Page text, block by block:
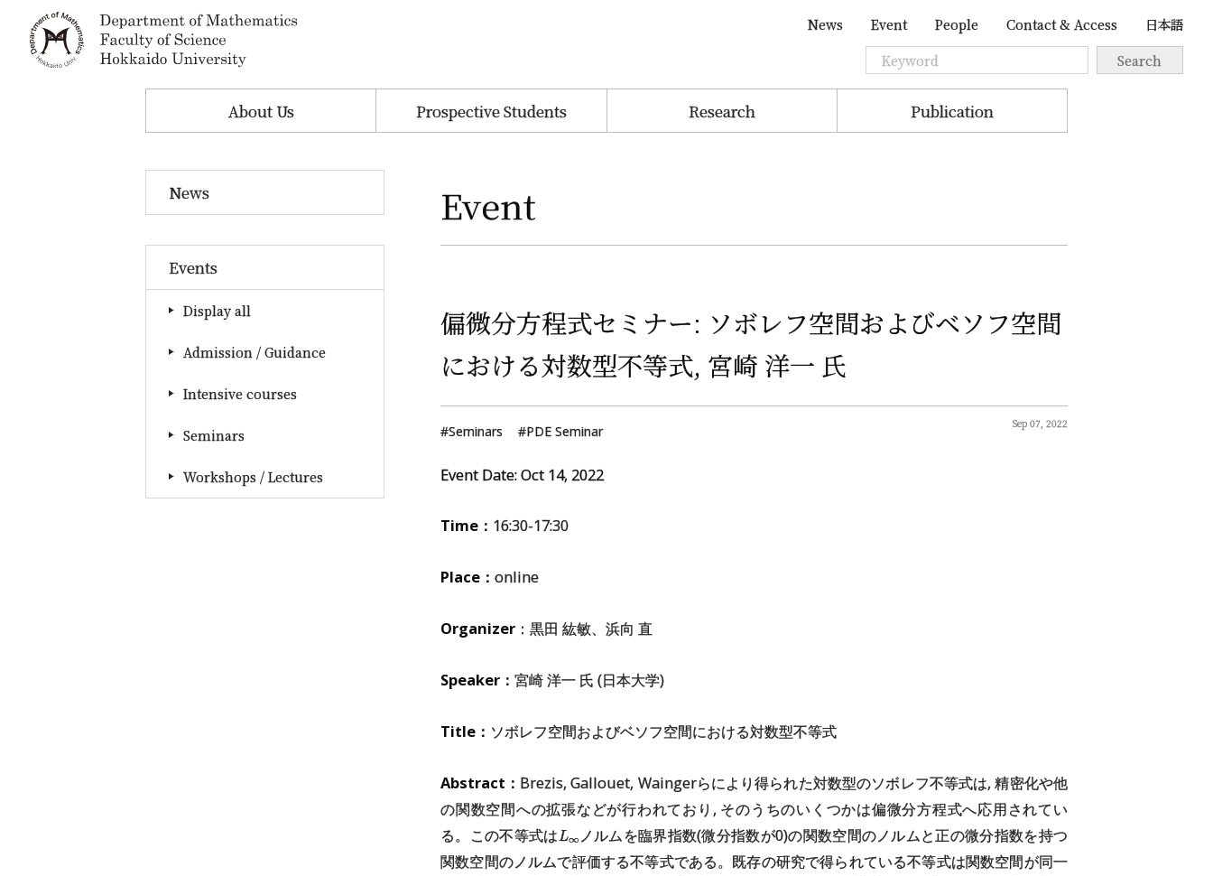
News Event People Contact & Access 日本語
About Us Prospective Students Research Publication
News
Events
Display all
Admission / Guidance
Intensive courses
Seminars
Workshops / Lectures
Event
偏微分方程式セミナー: ソボレフ空間およびベソフ空間
における対数型不等式, 宮崎 洋一 氏
Seminars PDE Seminar Sep 07, 2022
Event Date:Oct 14,2022
Time： 16:30-17:30
Place：online
Organizer ：黒田 紘敏、浜向 直
Speaker：宮崎 洋一 氏 (日本大学)
Title： ソボレフ空間およびベソフ空間における対数型不等式
Abstract： Brezis, Gallouet, Waingerらにより得られた対数型のソボレフ不等式は, 精密化や他
の関数空間への拡張などが行われており, そのうちのいくつかは偏微分方程式へ応用されてい
る。この不等式は
ノルムを臨界指数(微分指数が0)の関数空間のノルムと正の微分指数を持つ
関数空間のノルムで評価する不等式である。既存の研究で得られている不等式は関数空間が同一